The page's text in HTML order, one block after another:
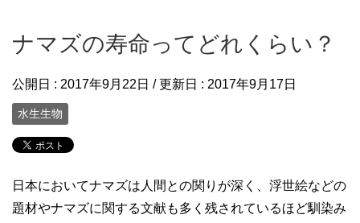
ナマズの寿命ってどれくらい？
公開日 : 2017年9月22日 / 更新日 : 2017年9月17日
水生生物
日本においてナマズは人間との関りが深く、浮世絵などの
題材やナマズに関する文献も多く残されているほど馴染み